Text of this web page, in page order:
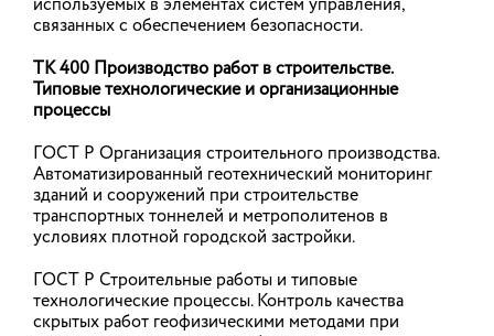
объекты благоустройства на
сегодня собрало свыше 9,5
миллиона участников
Всероссийское голосование за объекты
благоустройства на сегодня собрало свыше 9,5
миллиона участников
14.05.2026
Как правильно учесть расходы по
связанных с обеспечением безопасности.
ТК 400 Производство работ в строительстве.
Типовые технологические и организационные
процессы
ГОСТ Р Организация строительного производства.
Автоматизированный геотехнический мониторинг
зданий и сооружений при строительстве
транспортных тоннелей и метрополитенов в
условиях плотной городской застройки.
ГОСТ Р Строительные работы и типовые
технологические процессы. Контроль качества
скрытых работ геофизическими методами при